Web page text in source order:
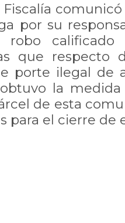
por su
calificado
que respecto
porte ilegal de
la
de esta
para el cierre